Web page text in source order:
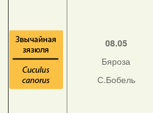
08.05
Бяроза
С.Бобель